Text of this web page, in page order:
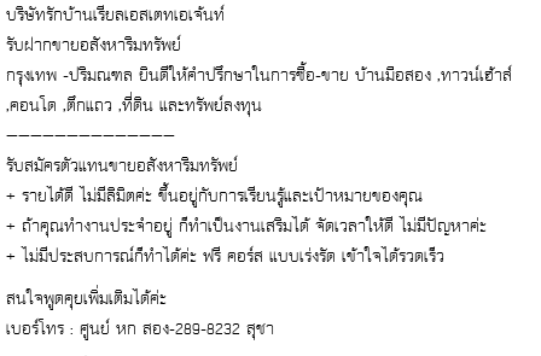
บริษัทรักบ้านเรียลเอสเตทเอเจ้นท์
รับฝากขายอสังหาริมทรัพย์
กรุงเทพ -ปริมณฑล ยินดีให้คำปรึกษาในการซื้อ-ขาย บ้านมือสอง ,ทาวน์เฮ้าส์
,คอนโด ,ตึกแถว ,ที่ดิน และทรัพย์ลงทุน
——————————————
รับสมัครตัวแทนขายอสังหาริมทรัพย์
+ รายได้ดี ไม่มีลิมิตค่ะ ขึ้นอยู่กับการเรียนรู้และเป้าหมายของคุณ
+ ถ้าคุณทำงานประจำอยู่ ก็ทำเป็นงานเสริมได้ จัดเวลาให้ดี ไม่มีปัญหาค่ะ
+ ไม่มีประสบการณ์ก็ทำได้ค่ะ ฟรี คอร์ส แบบเร่งรัด เข้าใจได้รวดเร็ว
สนใจพูดคุยเพิ่มเติมได้ค่ะ
เบอร์โทร : ศูนย์ หก สอง-289-8232 สุชา